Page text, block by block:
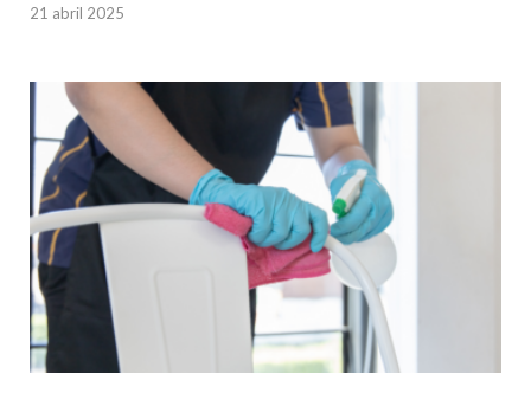
21 abril 2025